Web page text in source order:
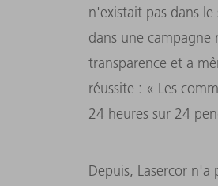
n'existait pas dans
dans une
transparence et a
réussite : « Les
24 heures sur 24
Depuis, Lasercor n'a